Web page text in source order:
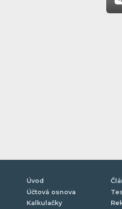
Úvod
Účtová osnova
Kalkulačky